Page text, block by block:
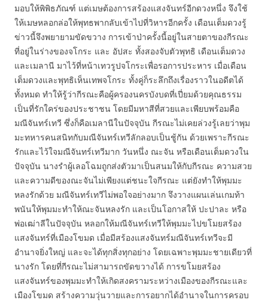
มอบให้พิพิธภัณฑ์ แต่เมษต้องการสร้องแสงจันทร์อีกดวงหนึ่ง จึงใช้
ให้เมษหลอกล่อให้พุทธพากลับเข้าไปที่วิหารอีกครั้ง เดือนเต็มดวงรู้
ข่าวนี้จึงพยายามขัดขวาง การเข้าป่าครั้งนี้อยู่ในสายตาของกีรณะ
ที่อยู่ในร่างของจโกระ และ อัปสะ ทั้งสองจับตัวพุทธิ เดือนเต็มดวง
และเมลานี มาไว้ที่หน้าเทวรูปจโกระเพื่อรอการประหาร เมื่อเดือน
เต็มดวงและพุทธิเห็นเทพจโกระ ทั้งคู่ก็ระลึกถึงเรื่องราวในอดีตได้
ทั้งหมด ทำให้รู้ว่ากีรณะคือผู้ครองนครบังบดที่เปี่ยมด้วยคุณธรรม
เป็นที่รักใคร่ของประชาชน โดยมีมหาสีที่สวยและเพียบพร้อมคือ
มณีจันทร์เทวี ซึ่งก็คือเมลานีในปัจจุบัน กีรณะไม่เคยล่วงรู้เลยว่าพุม
มะทหารคนสนิทกับมณีจันทร์เทวีลักลอบเป็นชู้กัน ด้วยเพราะกีรณะ
รักและไว้ใจมณีจันทร์เทวีมาก วันหนึ่ง ณะจัน หรือเดือนเต็มดวงใน
ปัจจุบัน นางรำผู้เลอโฉมถูกส่งตัวมาเป็นสนมให้กับกีรณะ ความสวย
และความดีของณะจันไม่เพียงแต่ชนะใจกีรณะ แต่ยังทำให้พุมมะ
หลงรักด้วย มณีจันทร์เทวีไม่พอใจอย่างมาก จึงวางแผนเล่นเกมท้า
พนันให้พุมมะทำให้ณะจันหลงรัก และเป็นโอกาสให้ ปะปาละ หรือ
พ่อเฒ่าลีในปัจจุบัน หลอกให้มณีจันทร์เทวีให้พุมมะไปขโมยสร้อง
แสงจันทร์ที่เมืองโขมด เมื่อมีสร้องแสงจันทร์มณีจันทร์เทวีจะมี
อำนาจยิ่งใหญ่ และจะได้ทุกสิ่งทุกอย่าง โดยเฉพาะพุมมะชายเดียวที่
นางรัก โดยที่กีรณะไม่สามารถขัดขวางได้ การขโมยสร้อง
แสงจันทร์ของพุมมะทำให้เกิดสงครามระหว่างเมืองของกีรณะและ
เมืองโขมด สร้างความวุ่นวายและการอยากได้อำนาจในการครอบ